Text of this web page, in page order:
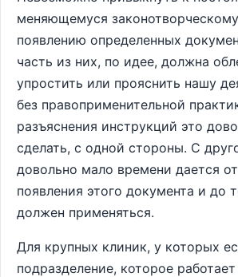
меняющемуся
появлению определенных
часть из них, по идее, должна
упростить или прояснить нашу
без правоприменительной
разъяснения инструкций это
сделать, с одной стороны. С
довольно мало времени дается
появления этого документа и до
должен применяться.
Для крупных клиник, у которых
подразделение, которое